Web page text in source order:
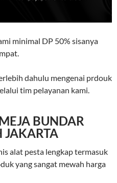
minimal DP 50% sisanya
dahulu mengenai prdouk
tim pelayanan kami.
BUNDAR
JAKARTA
alat pesta lengkap termasuk
yang sangat mewah harga